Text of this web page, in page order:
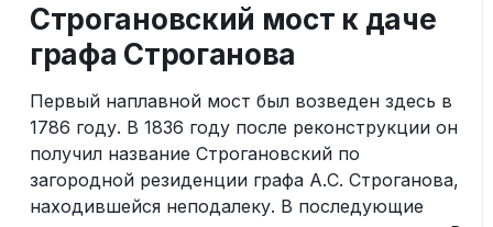
Строгановский мост к даче
графа Строганова
Первый наплавной мост был возведен здесь в
1786 году. В 1836 году после реконструкции он
получил название Строгановский по
загородной резиденции графа А.С. Строганова,
находившейся неподалеку. В последующие